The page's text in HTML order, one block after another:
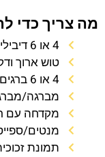
מה צריך כדי
4 או 6 דיבילים גודל 7
טוש ארוך
4 או 6 ברגים גודל 7
מברגה/
מקדחה עם
מנטים/
תמונת